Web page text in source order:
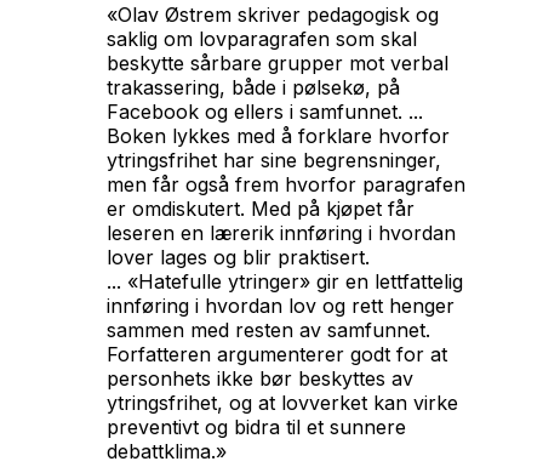
«Olav Østrem skriver pedagogisk og
saklig om lovparagrafen som skal
beskytte sårbare grupper mot verbal
trakassering, både i pølsekø, på
Facebook og ellers i samfunnet. ...
Boken lykkes med å forklare hvorfor
ytringsfrihet har sine begrensninger,
men får også frem hvorfor paragrafen
er omdiskutert. Med på kjøpet får
leseren en lærerik innføring i hvordan
lover lages og blir praktisert.
... «Hatefulle ytringer» gir en lettfattelig
innføring i hvordan lov og rett henger
sammen med resten av samfunnet.
Forfatteren argumenterer godt for at
personhets ikke bør beskyttes av
ytringsfrihet, og at lovverket kan virke
preventivt og bidra til et sunnere
debattklima.»